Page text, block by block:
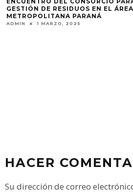
GESTIÓN DE RESIDUOS EN EL ÁREA
METROPOLITANA PARANÁ
ADMIN 1 MARZO, 2025
HACER
Su dirección de correo